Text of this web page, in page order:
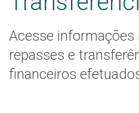
Indicadores e Estatísticas
Informações Classificadas
Acesse informações
repasses e
financeiros